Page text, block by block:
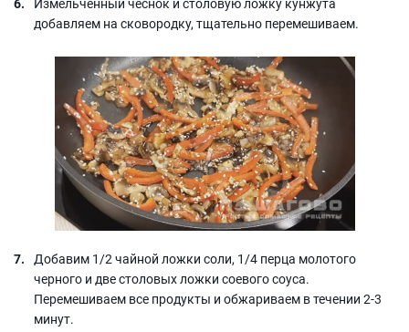
добавляем на сковородку, тщательно перемешиваем.
Добавим 1/2 чайной ложки соли, 1/4 перца молотого
черного и две столовых ложки соевого соуса.
Перемешиваем все продукты и обжариваем в течении 2-3
минут.